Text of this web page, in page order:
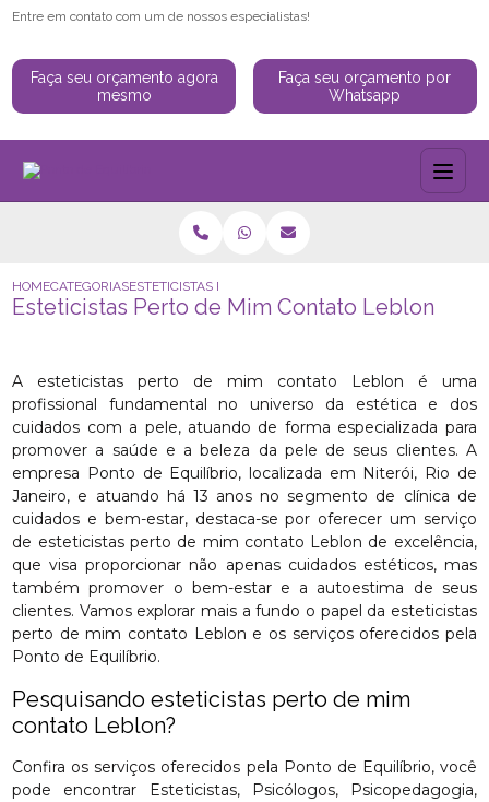
Entre em contato com um de nossos especialistas!
Faça seu orçamento agora
mesmo
Faça seu orçamento por
Whatsapp
HOMECATEGORIASESTETICISTAS PERTO DE MIM CONTATO LEBLON
Esteticistas Perto de Mim Contato Leblon
A esteticistas perto de mim contato Leblon é uma
profissional fundamental no universo da estética e dos
cuidados com a pele, atuando de forma especializada para
promover a saúde e a beleza da pele de seus clientes. A
empresa Ponto de Equilíbrio, localizada em Niterói, Rio de
Janeiro, e atuando há 13 anos no segmento de clínica de
cuidados e bem-estar, destaca-se por oferecer um serviço
de esteticistas perto de mim contato Leblon de excelência,
que visa proporcionar não apenas cuidados estéticos, mas
também promover o bem-estar e a autoestima de seus
clientes. Vamos explorar mais a fundo o papel da esteticistas
perto de mim contato Leblon e os serviços oferecidos pela
Ponto de Equilíbrio.
Pesquisando esteticistas perto de mim
contato Leblon?
Confira os serviços oferecidos pela Ponto de Equilíbrio, você
pode encontrar Esteticistas, Psicólogos, Psicopedagogia,